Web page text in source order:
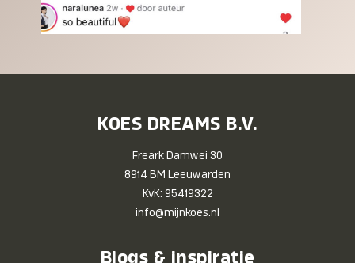
KOES DREAMS B.V.
Freark Damwei 30
8914 BM Leeuwarden
KvK: 95419322
info@mijnkoes.nl
Blogs & inspiratie